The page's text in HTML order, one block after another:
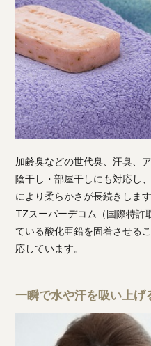
加齢臭などの世代臭、汗臭、
陰干し・部屋干しにも対応し
により柔らかさが長続きします
TZスーパーデコム（国際特許
ている酸化亜鉛を固着させる
応しています。
一瞬で水や汗を吸い上げ